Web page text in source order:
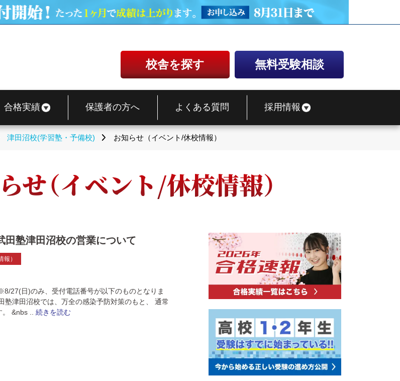
校舎を探す 無料受験相談
合格実績 保護者の方へ よくある質問 採用情報
津田沼校(学習塾・予備校) お知らせ（イベント/休校情報）
せ（イベント/休校情報）
田塾津田沼校の営業について
）
27(日)のみ、受付電話番号が以下のものとなりま
塾津田沼校では、万全の感染予防対策のもと、 通常
&nbs .. 続きを読む